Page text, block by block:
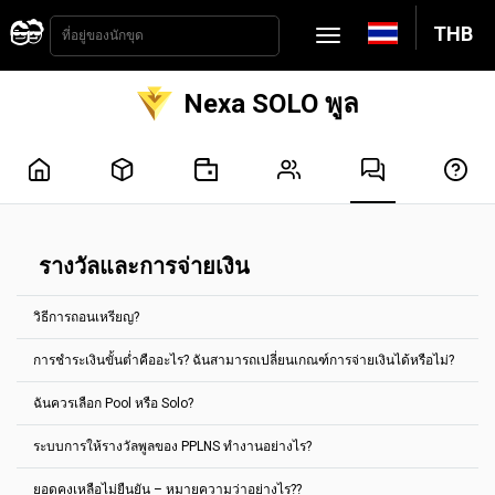
THB
Nexa SOLO พูล
รางวัลและการจ่ายเงิน
วิธีการถอนเหรียญ?
การจ่ายเงินจะถูกดำเนินการโดยอัตโนมัติทุกๆ 2 ชั่วโมง ซึ่งในการรับเงิน
คุณจะต้องถึงเกณฑ์การจ่ายเงินที่กำหนดไว้ สำหรับเหรียญส่วนใหญ่ คุณ
สามารถตั้งค่าได้ในแท็บ "การตั้งค่าบัญชี"
ไม่?
รางวัลใด ๆ ที่สะสมโดยที่อยู่สกุลเงินดิจิทัลที่กำหนด สามารถจ่ายไปยังที่อยู่
การชำระเงินขั้นต่ำคืออะไร? ฉันสามารถเปลี่ยนเกณฑ์การจ่ายเงินได้หรือไม่?
การจ่ายเงินขั้นต่ำจะแสดงในหน้าหลักของกลุ่มเหรียญทุกเหรียญ
ตัวอย่างเช่น สำหรับกลุ่มการขุด Ethereum Classic มีการจ่ายเงินขั้นต่ำ
ฉันควรเลือก Pool หรือ Solo?
เลือกพูลตามค่าเริ่มต้น
เลือก Solo ก็ต่อเมื่อคุณมี hashpower มากพอ และรู้ว่า Solo ทำงาน
ระบบการให้รางวัลพูลของ PPLNS ทำงานอย่างไร?
ยอดคงเหลือไม่ยืนยัน – หมายความว่าอย่างไร??